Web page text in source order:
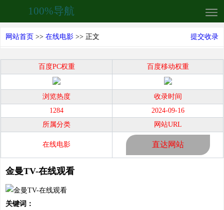
100%导航
网站首页 >> 在线电影 >> 正文 提交收录
百度PC权重 百度移动权重
浏览热度
收录时间
1284
2024-09-16
所属分类
网站URL
在线电影 直达网站
金曼TV-在线观看
关键词：